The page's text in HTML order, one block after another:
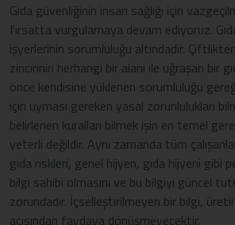
Gıda güvenliğinin insan sağlığı için
fırsatta vurgulamaya devam ediyoruz.
işyerlerinin sorumluluğu altındadır.
zincirinin herhangi bir alanı ile uğraşan bir
önce kendisine yüklenen sorumluluğu
için uyması gereken yasal zorunlulukları
belirlenen kuralları bilmek işin en temel
yeterli değildir. Aynı zamanda tüm
gıda riskleri, genel hijyen, gıda hijyeni gibi
bilgi sahibi olmasını ve bu bilgiyi güncel
zorundadır. İçselleştirilmeyen bir bilgi,
açısından faydaya dönüşmeyecektir.